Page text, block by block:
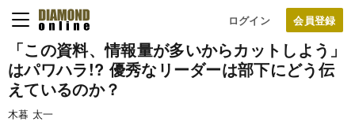
ログイン
「この資料、情報量が多いからカットしよう」
はパワハラ!? 優秀なリーダーは部下にどう伝
えているのか？
木暮 太一